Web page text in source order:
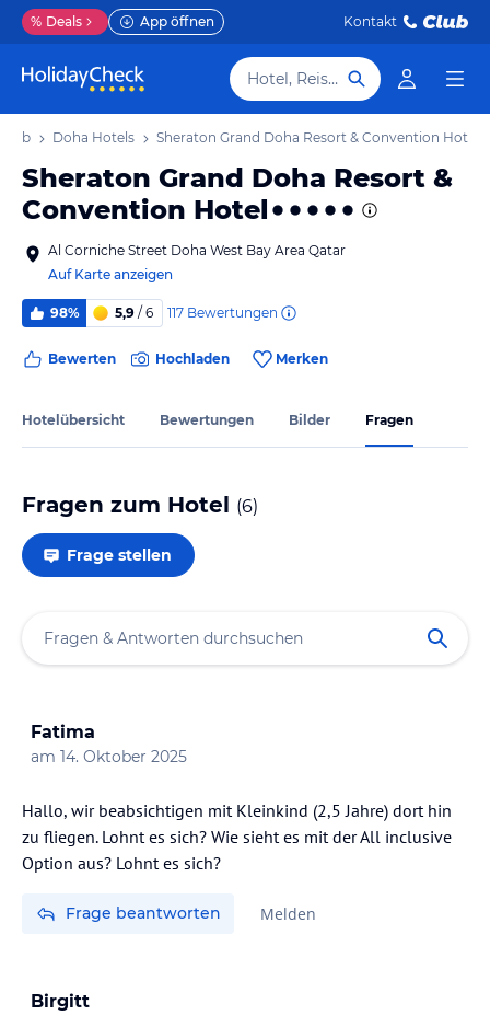
% Deals App öffnen Kontakt
Hotel, Reiseziel
Doha Hotels Sheraton Grand Doha Resort & Convention Hotel
Sheraton Grand Doha Resort &
Convention Hotel
Al Corniche Street Doha West Bay Area Qatar
Auf Karte anzeigen
98% 5,9 / 6 117 Bewertungen
Bewerten Hochladen Merken
Hotelübersicht Bewertungen Bilder Fragen
Fragen zum Hotel (6)
Frage stellen
Fatima
am 14. Oktober 2025
Hallo, wir beabsichtigen mit Kleinkind (2,5 Jahre) dort hin
zu fliegen. Lohnt es sich? Wie sieht es mit der All inclusive
Option aus? Lohnt es sich?
Frage beantworten Melden
Birgitt